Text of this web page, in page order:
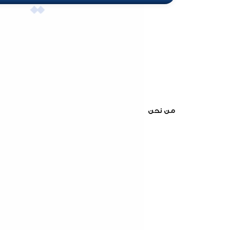
من نحن